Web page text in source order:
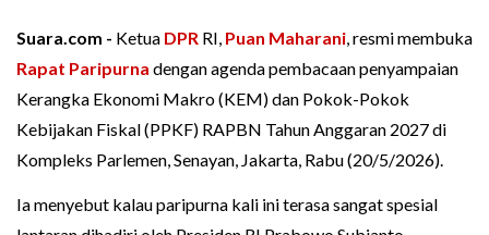
Suara.com - Ketua DPR RI, Puan Maharani, resmi membuka
Rapat Paripurna dengan agenda pembacaan penyampaian
Kerangka Ekonomi Makro (KEM) dan Pokok-Pokok
Kebijakan Fiskal (PPKF) RAPBN Tahun Anggaran 2027 di
Kompleks Parlemen, Senayan, Jakarta, Rabu (20/5/2026).
Ia menyebut kalau paripurna kali ini terasa sangat spesial